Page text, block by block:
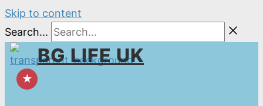
Skip to content
Search...
BG LIFE UK
★